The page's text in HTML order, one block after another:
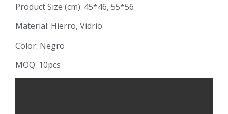
Product Size (cm): 45*46, 55*56
Material: Hierro, Vidrio
Color: Negro
MOQ: 10pcs